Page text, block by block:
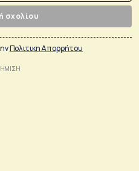
σχολίου
Πολιτικη Απορρήτου